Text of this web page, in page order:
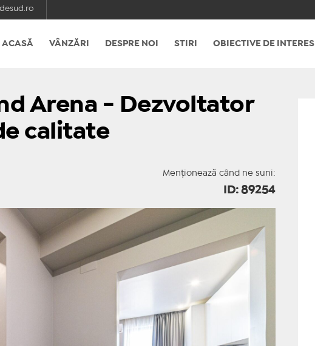
ACASĂ VÂNZĂRI DESPRE NOI STIRI OBIECTIVE DE INTERES
Arena - Dezvoltator
calitate
Menționează când ne suni:
ID: 89254